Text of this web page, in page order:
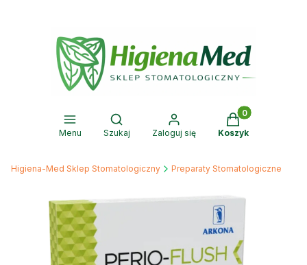
Menu
Otwórz wyszukiwarkę
Szukaj Zaloguj się
Produkty w
Koszyk
Higiena-Med Sklep Stomatologiczny Preparaty Stomatologiczne